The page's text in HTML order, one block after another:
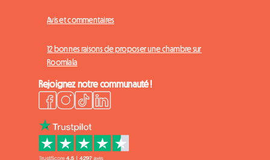
Avis et commentaires
12 bonnes raisons de proposer une chambre sur
Roomlala
Rejoignez notre communauté !